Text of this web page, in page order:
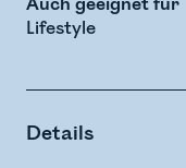
Auch geeignet für
Lifestyle
Details